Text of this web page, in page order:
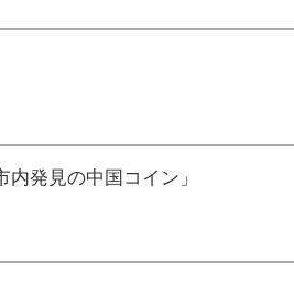
内発見の中国コイン」